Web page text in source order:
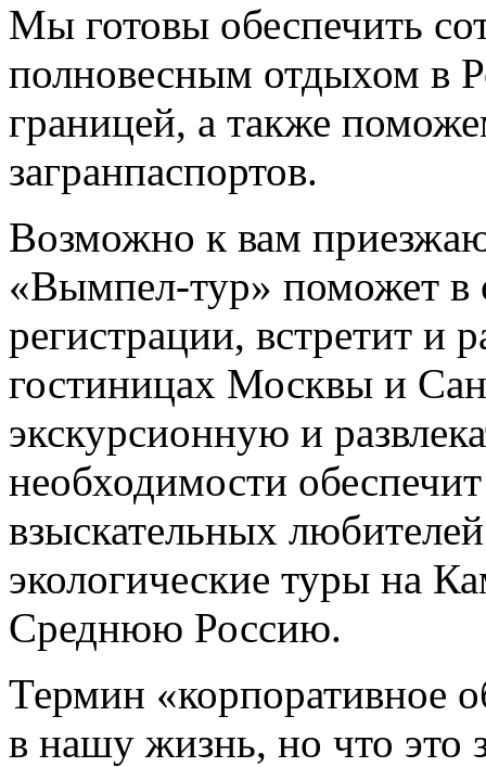
Мы готовы обеспечить
полновесным отдыхом в
границей, а также
загранпаспортов.
Возможно к вам
«Вымпел-тур» поможет
регистрации, встретит и
гостиницах Москвы и
экскурсионную и
необходимости
взыскательных
экологические туры на
Среднюю Россию.
Термин «корпоративное
в нашу жизнь, но что это